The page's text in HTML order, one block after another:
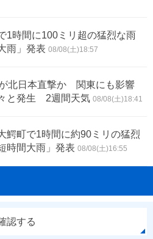
1時間に100ミリ超の猛烈な雨
雨」発表 08/08(土)18:57
北日本直撃か 関東にも影響
と発生 2週間天気 08/08(土)18:41
鰐町で1時間に約90ミリの猛烈
間大雨」発表 08/08(土)16:55
認する